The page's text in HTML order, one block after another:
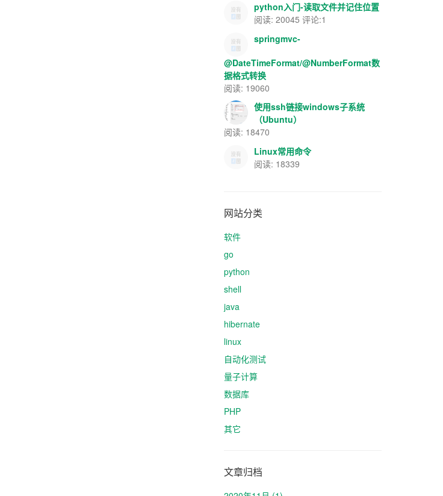
python入门-读取文件并记住位置
阅读: 20045 评论:1
springmvc-
@DateTimeFormat/@NumberFormat数
据格式转换
阅读: 19060
使用ssh链接windows子系统
（Ubuntu）
阅读: 18470
Linux常用命令
阅读: 18339
网站分类
软件
go
python
shell
java
hibernate
linux
自动化测试
量子计算
数据库
PHP
其它
文章归档